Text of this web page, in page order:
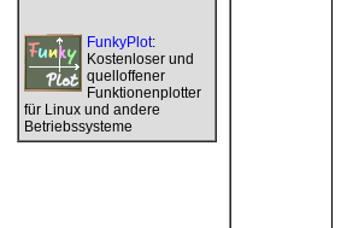
FunkyPlot:
Kostenloser und
quelloffener
Funktionenplotter
für Linux und andere
Betriebssysteme